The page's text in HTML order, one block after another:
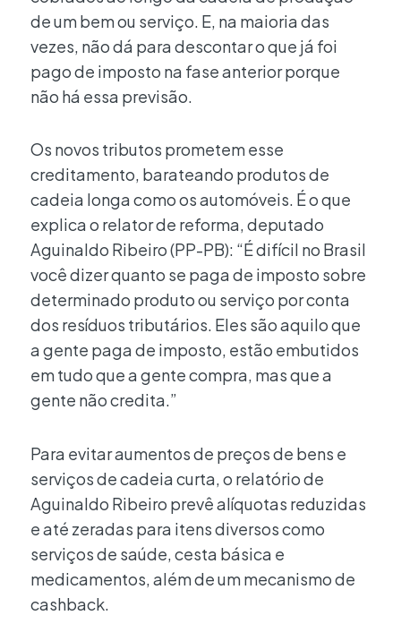
de um bem ou serviço. E, na maioria das
vezes, não dá para descontar o que já foi
pago de imposto na fase anterior porque
não há essa previsão.
Os novos tributos prometem esse
creditamento, barateando produtos de
cadeia longa como os automóveis. É o que
explica o relator de reforma, deputado
Aguinaldo Ribeiro (PP-PB): “É difícil no Brasil
você dizer quanto se paga de imposto sobre
determinado produto ou serviço por conta
dos resíduos tributários. Eles são aquilo que
a gente paga de imposto, estão embutidos
em tudo que a gente compra, mas que a
gente não credita.”
Para evitar aumentos de preços de bens e
serviços de cadeia curta, o relatório de
Aguinaldo Ribeiro prevê alíquotas reduzidas
e até zeradas para itens diversos como
serviços de saúde, cesta básica e
medicamentos, além de um mecanismo de
cashback.